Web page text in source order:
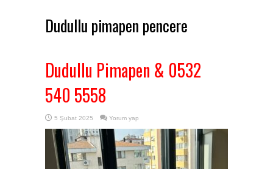
Dudullu pimapen pencere
Dudullu Pimapen & 0532
540 5558
5 Şubat 2025 Yorum yap